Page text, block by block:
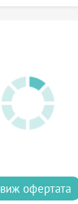
виж офертата